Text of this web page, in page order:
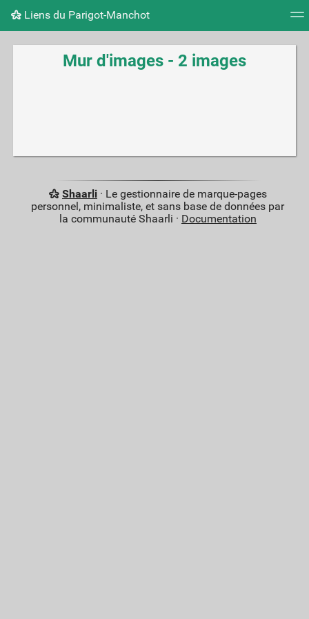
Liens du Parigot-Manchot
Nuage de tags Mur d'images Quotidien Flux
Mur d'images - 2 images
Shaarli· Le gestionnaire de marque-pages
personnel, minimaliste, et sans base de données par
la communauté Shaarli · Documentation